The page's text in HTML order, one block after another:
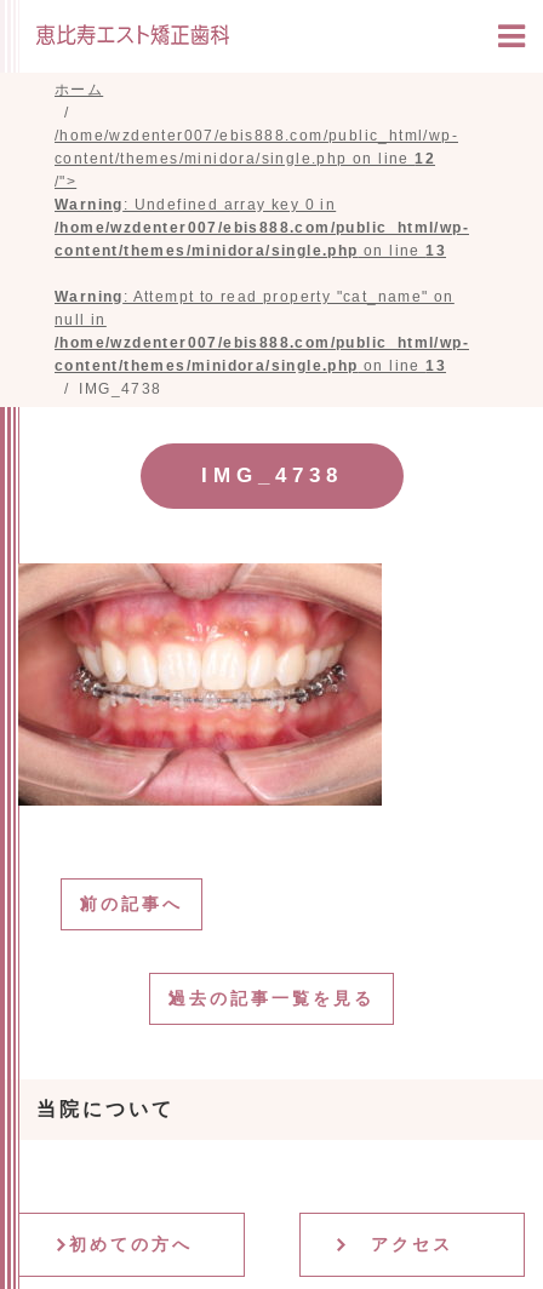
ホーム
/home/wzdenter007/ebis888.com/public_html/wp-
content/themes/minidora/single.php on line12
/">
Warning : Undefined array key 0 in
/home/wzdenter007/ebis888.com/public_html/wp-
content/themes/minidora/single.php on line13
Warning : Attempt to read property "cat_name" on
null in
/home/wzdenter007/ebis888.com/public_html/wp-
content/themes/minidora/single.php on line13
IMG_4738
IMG_4738
前の記事へ
過去の記事一覧を見る
当院について
初めての方へ アクセス